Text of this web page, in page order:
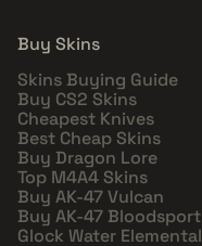
Buy Skins
Skins Buying Guide
Buy CS2 Skins
Cheapest Knives
Best Cheap Skins
Buy Dragon Lore
Top M4A4 Skins
Buy AK-47 Vulcan
Buy AK-47 Bloodsport
Glock Water Elemental